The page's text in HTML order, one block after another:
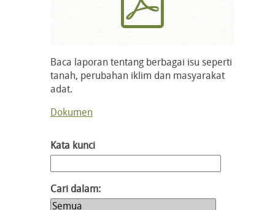
Baca laporan tentang berbagai isu seperti
tanah, perubahan iklim dan masyarakat
adat.
Dokumen
Kata kunci
Cari dalam: